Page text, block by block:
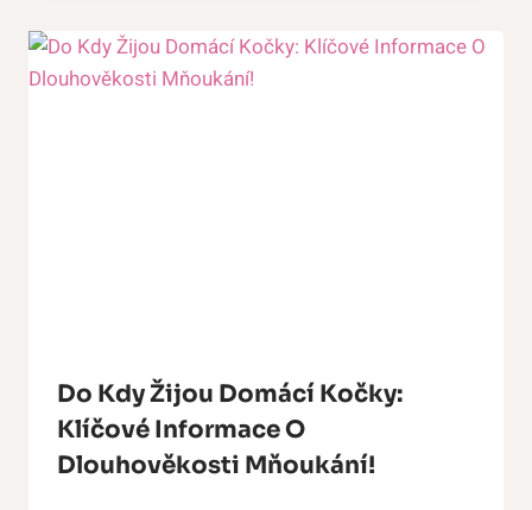
Do Kdy Žijou Domácí Kočky:
Klíčové Informace O
Dlouhověkosti Mňoukání!